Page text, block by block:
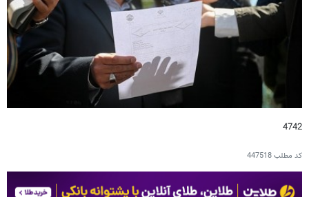
4742
کد مطلب447518